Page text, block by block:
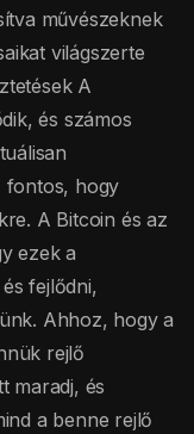
művészeknek
világszerte
A
és számos
fontos, hogy
A Bitcoin és az
ezek a
fejlődni,
Ahhoz, hogy a
rejlő
maradj, és
a benne rejlő